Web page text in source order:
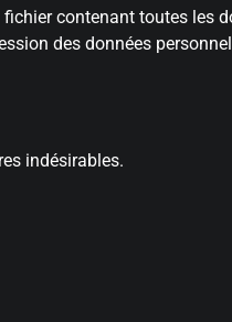
contenant toutes les
des données
indésirables.